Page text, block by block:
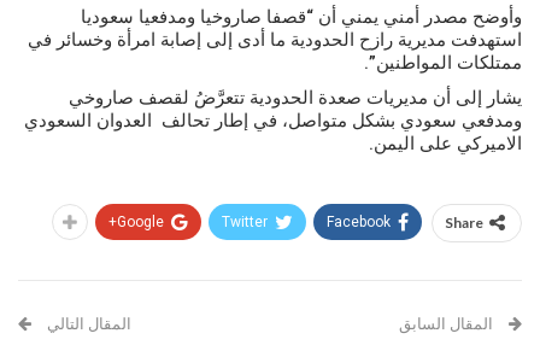
وأوضح مصدر أمني يمني أن “قصفا صاروخيا ومدفعيا سعوديا
استهدفت مديرية رازح الحدودية ما أدى إلى إصابة امرأة وخسائر في
ممتلكات المواطنين”.
يشار إلى أن مديريات صعدة الحدودية تتعرَّضُ لقصف صاروخي
ومدفعي سعودي بشكل متواصل، في إطار تحالف العدوان السعودي
الاميركي على اليمن.
Share
Facebook
Twitter
Google+
المقال السابق المقال التالي